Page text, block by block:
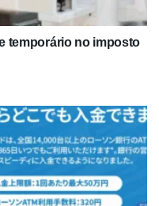
temporário no imposto